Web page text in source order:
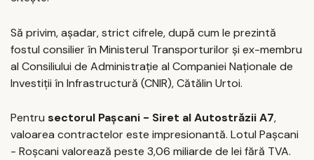
Să privim, așadar, strict cifrele, după cum le prezintă
fostul consilier în Ministerul Transporturilor și ex-membru
al Consiliului de Administrație al Companiei Naționale de
Investiții în Infrastructură (CNIR), Cătălin Urtoi.
Pentru sectorul Pașcani - Siret al Autostrăzii A7,
valoarea contractelor este impresionantă. Lotul Pașcani
- Roșcani valorează peste 3,06 miliarde de lei fără TVA.